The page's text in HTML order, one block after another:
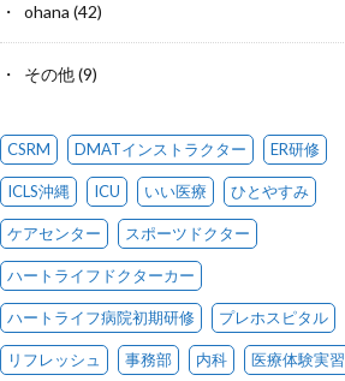
ohana (42)
その他(9)
CSRM DMATインストラクター ER研修
ICLS沖縄 ICU いい医療 ひとやすみ
ケアセンター スポーツドクター
ハートライフドクターカー
ハートライフ病院初期研修 プレホスピタル
リフレッシュ 事務部 内科 医療体験実習